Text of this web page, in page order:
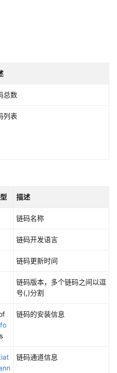
总数
列表
描述
链码名称
链码开发语言
链码更新时间
链码版本，多个链码之间以逗
号(,)分割
链码的安装信息
链码通道信息